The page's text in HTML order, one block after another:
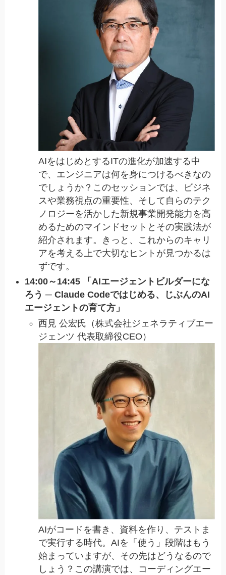
AIをはじめとするITの進化が加速する中
で、エンジニアは何を身につけるべきなの
でしょうか？このセッションでは、ビジネ
スや業務視点の重要性、そして自らのテク
ノロジーを活かした新規事業開発能力を高
めるためのマインドセットとその実践法が
紹介されます。きっと、これからのキャリ
アを考える上で大切なヒントが見つかるは
ずです。
14:00～14:45 「AIエージェントビルダーにな
ろう ─ Claude Codeではじめる、じぶんのAI
エージェントの育て方」
西見 公宏氏（株式会社ジェネラティブエー
ジェンツ 代表取締役CEO）
AIがコードを書き、資料を作り、テストま
で実行する時代。AIを「使う」段階はもう
始まっていますが、その先はどうなるので
しょう？この講演では、コーディングエー